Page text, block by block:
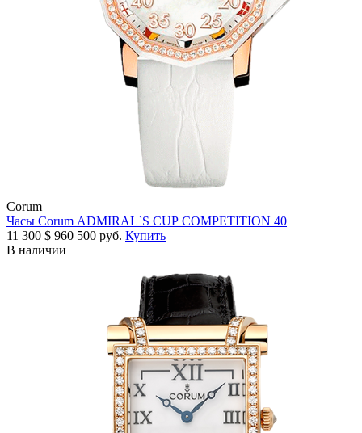
Corum
Часы Corum ADMIRAL`S CUP COMPETITION 40
11 300 $ 960 500 руб. Купить
В наличии